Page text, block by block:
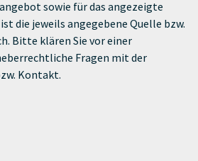
sowie für das angezeigte
die jeweils angegebene Quelle bzw.
Bitte klären Sie vor einer
Fragen mit der
Kontakt.